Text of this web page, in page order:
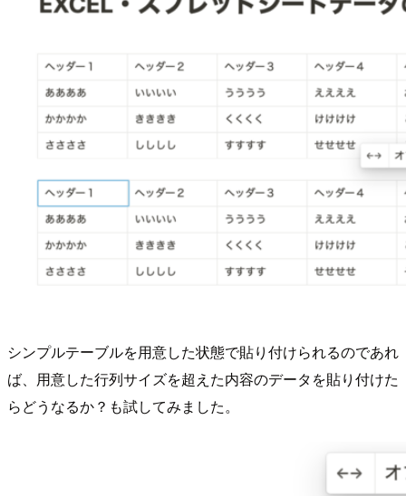
シンプルテーブルを用意した状態で貼り付けられるのであれ
ば、用意した行列サイズを超えた内容のデータを貼り付けた
らどうなるか？も試してみました。